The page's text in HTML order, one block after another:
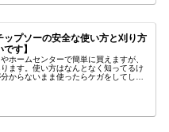
ップソーの安全な使い方と刈り方
す】
ホームセンターで簡単に買えますが、
ます。使い方はなんとなく知ってるけ
からないまま使ったらケガをしてしま